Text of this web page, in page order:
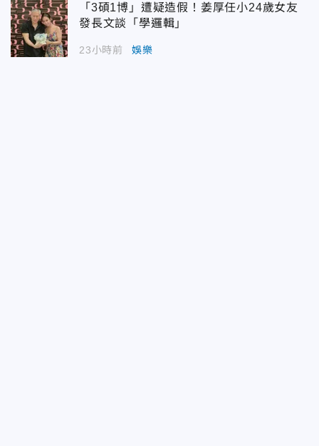
「3碩1博」遭疑造假！姜厚任小24歲女友
發長文談「學邏輯」
23小時前 娛樂